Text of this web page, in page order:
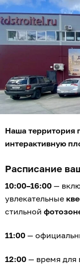
Наша территория
интерактивную
Расписание
10:00–16:00 —
увлекательные
стильной
11:00 —
12:00 — время для